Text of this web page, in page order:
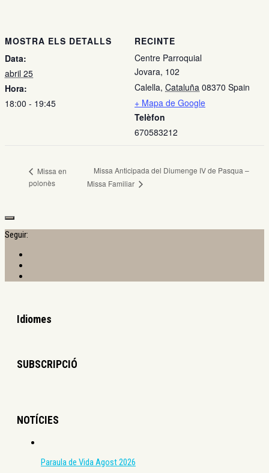
MOSTRA ELS DETALLS
Data:
abril 25
Hora:
18:00 - 19:45
RECINTE
Centre Parroquial
Jovara, 102
Calella, Cataluña 08370 Spain
+ Mapa de Google
Telèfon
670583212
Missa en
polonès
Missa Anticipada del Diumenge IV de Pasqua –
Missa Familiar
Seguir:
Idiomes
SUBSCRIPCIÓ
NOTÍCIES
Paraula de Vida Agost 2026